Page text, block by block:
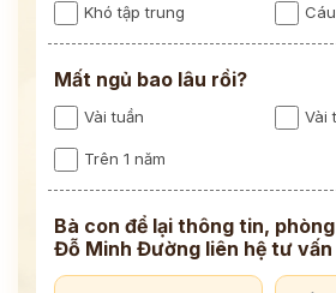
Khó tập trung
Mất ngủ bao lâu rồi?
Vài tuần Vài
Trên 1 năm
Bà con để lại thông tin,
Đỗ Minh Đường liên hệ tư